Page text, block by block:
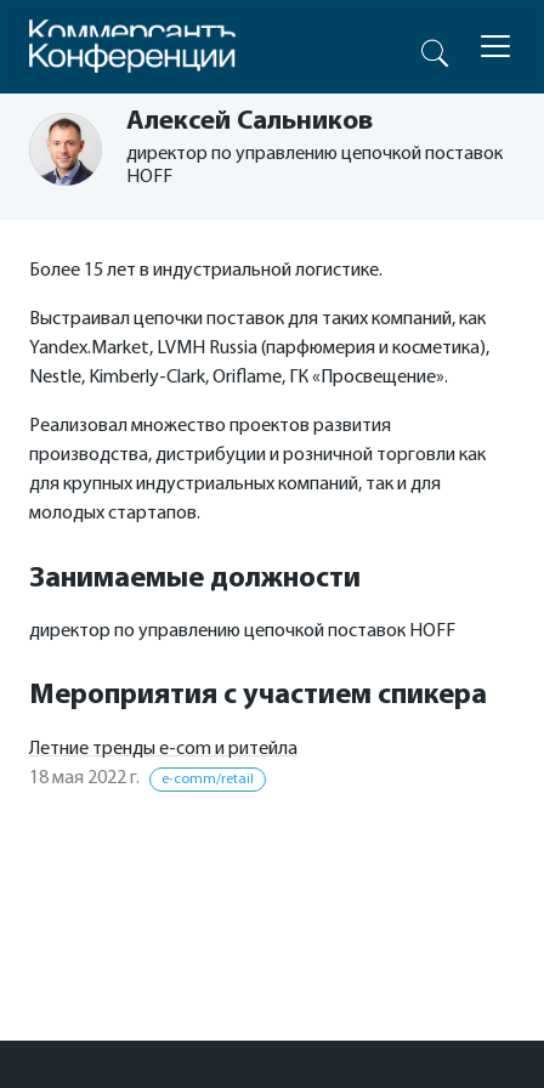
Алексей Сальников
директор по управлению цепочкой поставок
HOFF
Более 15 лет в индустриальной логистике.
Выстраивал цепочки поставок для таких компаний, как
Yandex.Market, LVMH Russia (парфюмерия и косметика),
Nestle, Kimberly-Clark, Oriflame, ГК «Просвещение».
Реализовал множество проектов развития
производства, дистрибуции и розничной торговли как
для крупных индустриальных компаний, так и для
молодых стартапов.
Занимаемые должности
директор по управлению цепочкой поставок HOFF
Мероприятия с участием спикера
Летние тренды e-com и ритейла
18 мая 2022 г.
e-comm/retail